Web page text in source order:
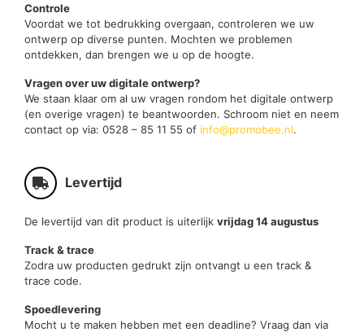
Controle
Voordat we tot bedrukking overgaan, controleren we uw
ontwerp op diverse punten. Mochten we problemen
ontdekken, dan brengen we u op de hoogte.
Vragen over uw digitale ontwerp?
We staan klaar om al uw vragen rondom het digitale ontwerp
(en overige vragen) te beantwoorden. Schroom niet en neem
contact op via: 0528 – 85 11 55 of info@promobee.nl.
Levertijd
De levertijd van dit product is uiterlijk vrijdag 14 augustus
Track & trace
Zodra uw producten gedrukt zijn ontvangt u een track &
trace code.
Spoedlevering
Mocht u te maken hebben met een deadline? Vraag dan via